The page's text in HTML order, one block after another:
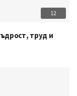
12
труд и